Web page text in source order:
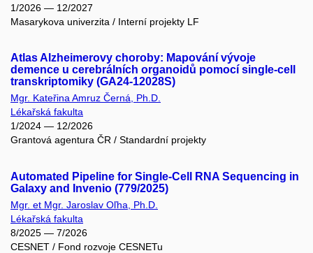
1/2026 — 12/2027
Masarykova univerzita / Interní projekty LF
Atlas Alzheimerovy choroby: Mapování vývoje
demence u cerebrálních organoidů pomocí single-cell
transkriptomiky (GA24-12028S)
Mgr. Kateřina Amruz Černá, Ph.D.
Lékařská fakulta
1/2024 — 12/2026
Grantová agentura ČR / Standardní projekty
Automated Pipeline for Single-Cell RNA Sequencing in
Galaxy and Invenio (779/2025)
Mgr. et Mgr. Jaroslav Oľha, Ph.D.
Lékařská fakulta
8/2025 — 7/2026
CESNET / Fond rozvoje CESNETu